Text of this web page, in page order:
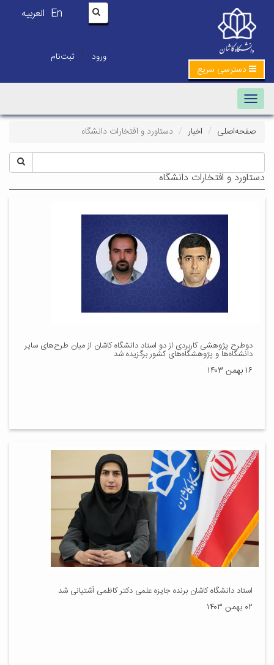
En العربیه
ورود | ثبت‌نام
دسترسی سریع
Toggle navigation
صفحه‌اصلی اخبار دستاورد و افتخارات دانشگاه
دستاورد و افتخارات دانشگاه
دوطرح پژوهشی کاربردی از دو استاد دانشگاه کاشان از میان طرح‌های سایر
دانشگاه‌ها و پژوهشگاه‌های کشور برگزیده شد
۱۶ بهمن ۱۴۰۳
استاد دانشگاه کاشان برنده جایزه علمی دکتر کاظمی آشتیانی شد
۰۲ بهمن ۱۴۰۳